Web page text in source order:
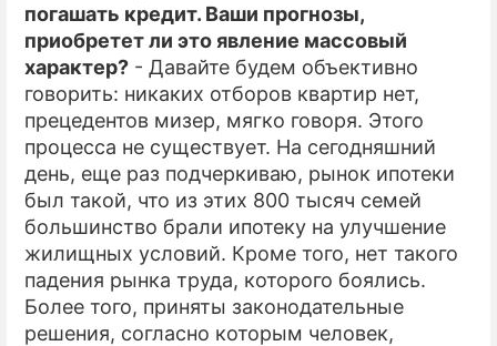
погашать кредит. Ваши прогнозы,
приобретет ли это явление массовый
характер? - Давайте будем объективно
говорить: никаких отборов квартир нет,
прецедентов мизер, мягко говоря. Этого
процесса не существует. На сегодняшний
день, еще раз подчеркиваю, рынок ипотеки
был такой, что из этих 800 тысяч семей
большинство брали ипотеку на улучшение
жилищных условий. Кроме того, нет такого
падения рынка труда, которого боялись.
Более того, приняты законодательные
решения, согласно которым человек,